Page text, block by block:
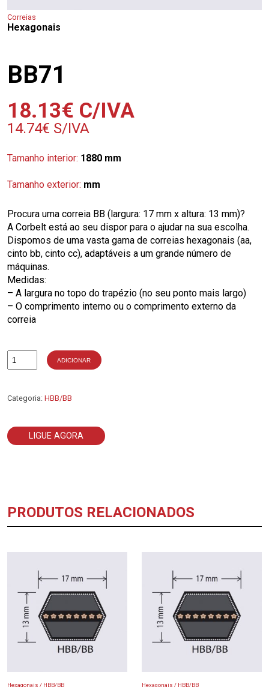
Correias
Hexagonais
BB71
18.13€ C/IVA
14.74€ S/IVA
Tamanho interior: 1880 mm
Tamanho exterior: mm
Procura uma correia BB (largura: 17 mm x altura: 13 mm)?
A Corbelt está ao seu dispor para o ajudar na sua escolha.
Dispomos de uma vasta gama de correias hexagonais (aa,
cinto bb, cinto cc), adaptáveis a um grande número de
máquinas.
Medidas:
– A largura no topo do trapézio (no seu ponto mais largo)
– O comprimento interno ou o comprimento externo da
correia
Quantidade
ADICIONAR
Categoria: HBB/BB
LIGUE AGORA
PRODUTOS RELACIONADOS
Hexagonais / HBB/BB Hexagonais / HBB/BB